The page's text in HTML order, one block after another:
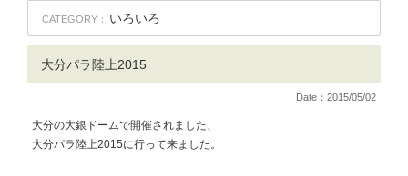
CATEGORY： いろいろ
大分パラ陸上2015
Date：2015/05/02
大分の大銀ドームで開催されました、
大分パラ陸上2015に行って来ました。